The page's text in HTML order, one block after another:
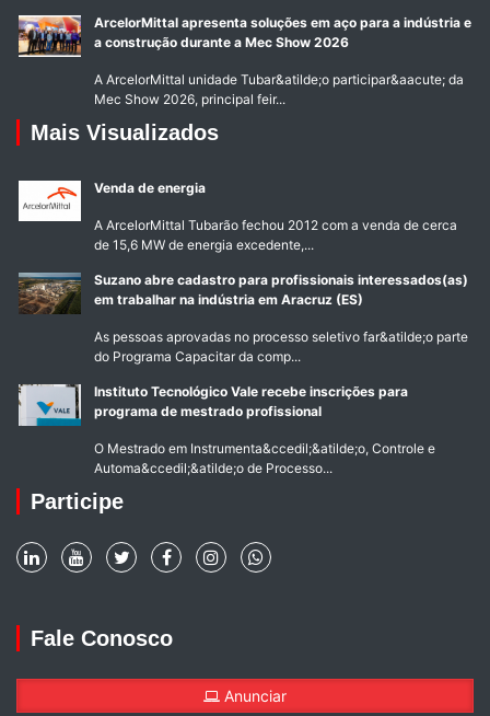
ArcelorMittal apresenta soluções em aço para a indústria e
a construção durante a Mec Show 2026
A ArcelorMittal unidade Tubar&atilde;o participar&aacute; da
Mec Show 2026, principal feir...
Mais Visualizados
Venda de energia
A ArcelorMittal Tubarão fechou 2012 com a venda de cerca
de 15,6 MW de energia excedente,...
Suzano abre cadastro para profissionais interessados(as)
em trabalhar na indústria em Aracruz (ES)
As pessoas aprovadas no processo seletivo far&atilde;o parte
do Programa Capacitar da comp...
Instituto Tecnológico Vale recebe inscrições para
programa de mestrado profissional
O Mestrado em Instrumenta&ccedil;&atilde;o, Controle e
Automa&ccedil;&atilde;o de Processo...
Participe
Fale Conosco
Anunciar